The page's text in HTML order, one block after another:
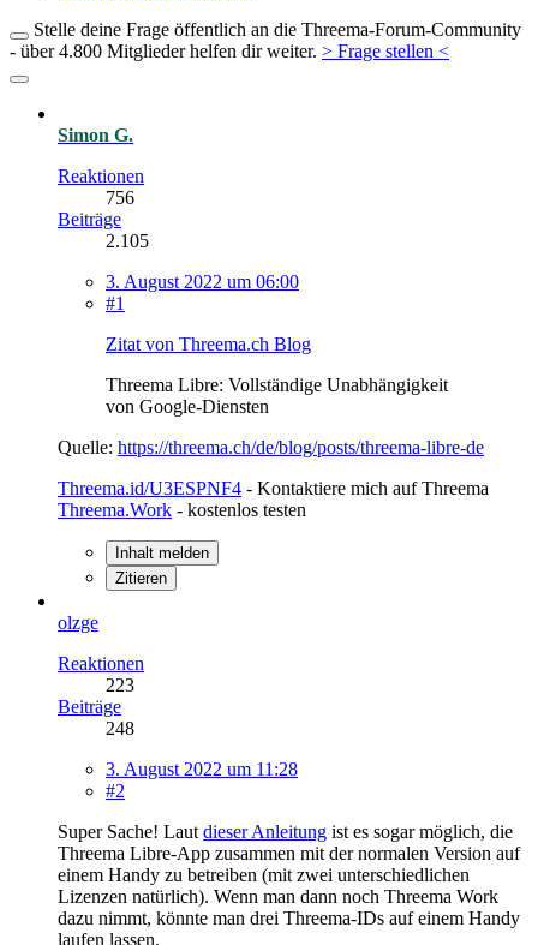
Stelle deine Frage öffentlich an die Threema-Forum-Community
- über 4.800 Mitglieder helfen dir weiter. > Frage stellen <
Simon G.
Reaktionen
756
Beiträge
2.105
3. August 2022 um 06:00
#1
Zitat von Threema.ch Blog
Threema Libre: Vollständige Unabhängigkeit
von Google-Diensten
Quelle: https://threema.ch/de/blog/posts/threema-libre-de
Threema.id/U3ESPNF4 - Kontaktiere mich auf Threema
Threema.Work - kostenlos testen
Inhalt melden
Zitieren
olzge
Reaktionen
223
Beiträge
248
3. August 2022 um 11:28
#2
Super Sache! Laut dieser Anleitung ist es sogar möglich, die
Threema Libre-App zusammen mit der normalen Version auf
einem Handy zu betreiben (mit zwei unterschiedlichen
Lizenzen natürlich). Wenn man dann noch Threema Work
dazu nimmt, könnte man drei Threema-IDs auf einem Handy
laufen lassen.